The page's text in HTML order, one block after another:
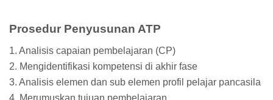
Prosedur Penyusunan ATP
1. Analisis capaian pembelajaran (CP)
2. Mengidentifikasi kompetensi di akhir fase
3. Analisis elemen dan sub elemen profil pelajar pancasila
4. Merumuskan tujuan pembelajaran